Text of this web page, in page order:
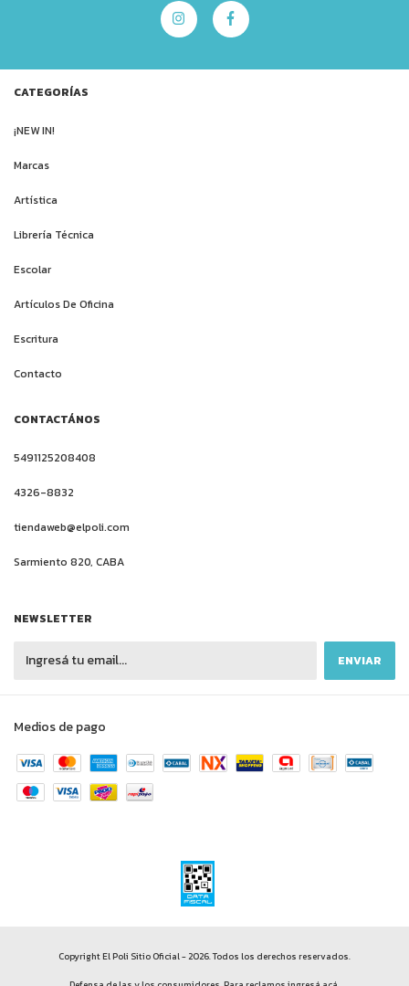
CATEGORÍAS
¡NEW IN!
Marcas
Artística
Librería Técnica
Escolar
Artículos De Oficina
Escritura
Contacto
CONTACTÁNOS
5491125208408
4326-8832
tiendaweb@elpoli.com
Sarmiento 820, CABA
NEWSLETTER
Medios de pago
Copyright El Poli Sitio Oficial - 2026. Todos los derechos reservados.